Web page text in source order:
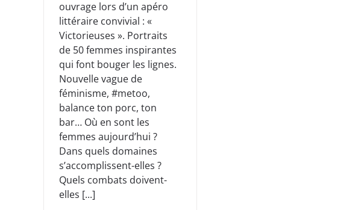
ouvrage lors d’un apéro
littéraire convivial : «
Victorieuses ». Portraits
de 50 femmes inspirantes
qui font bouger les lignes.
Nouvelle vague de
féminisme, #metoo,
balance ton porc, ton
bar… Où en sont les
femmes aujourd’hui ?
Dans quels domaines
s’accomplissent-elles ?
Quels combats doivent-
elles [...]